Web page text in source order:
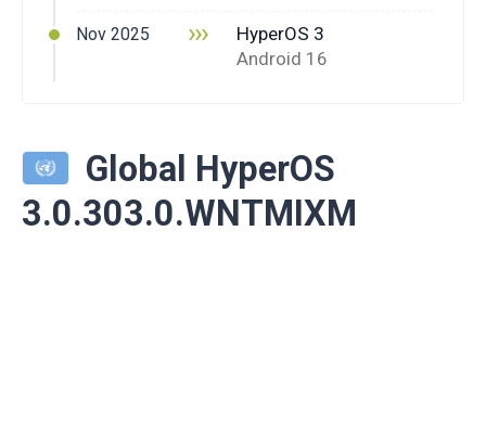
Nov 2025 ›››
HyperOS 3
Android 16
Global HyperOS
3.0.303.0.WNTMIXM